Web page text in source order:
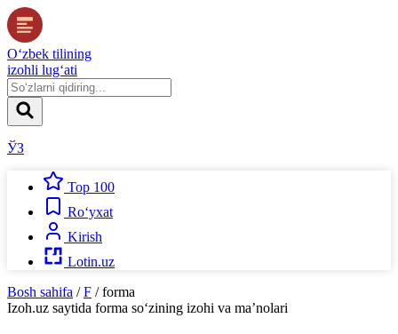
O‘zbek tilining
izohli lug‘ati
ЎЗ
Top 100
Ro‘yxat
Kirish
Lotin.uz
Bosh sahifa / F / forma
Izoh.uz saytida forma so‘zining izohi va ma’nolari